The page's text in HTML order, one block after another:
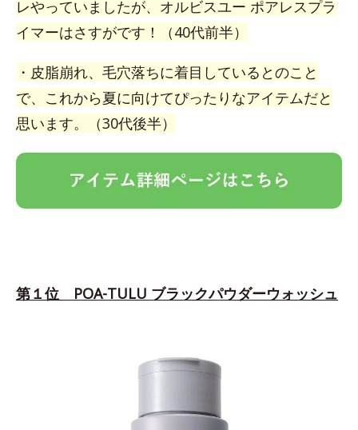
レやっていましたが、オルビスユー ポアレスプラ
イマーはさすがです！（40代前半）
・皮脂崩れ、毛穴落ちに着目しているとのこと
で、これから夏に向けてぴったりなアイテムだと
思います。（30代後半）
第１位 POA-TULU ブラックパウダーウォッシュ